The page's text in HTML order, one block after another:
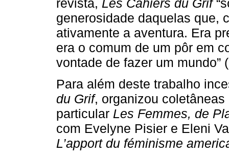
revista, Les Cahiers du Grif
generosidade daquelas que,
ativamente a aventura. Era
era o comum de um pôr em
vontade de fazer um mundo”
Para além deste trabalho
du Grif, organizou
particular Les Femmes, de
com Evelyne Pisier e Eleni
L’apport du féminisme